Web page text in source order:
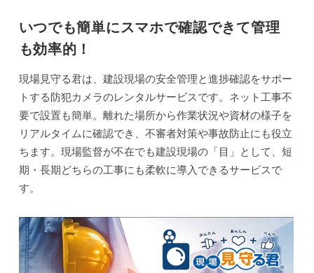
いつでも簡単にスマホで確認できて管理
も効率的！
現場見守る君は、建設現場の安全管理と進捗確認をサポー
トする防犯カメラのレンタルサービスです。ネット工事不
要で設置も簡単。離れた場所から作業状況や資材の様子を
リアルタイムに確認でき、不審者対策や事故防止にも役立
ちます。現場監督が不在でも建設現場の「目」として、短
期・長期どちらの工事にも柔軟に導入できるサービスで
す。